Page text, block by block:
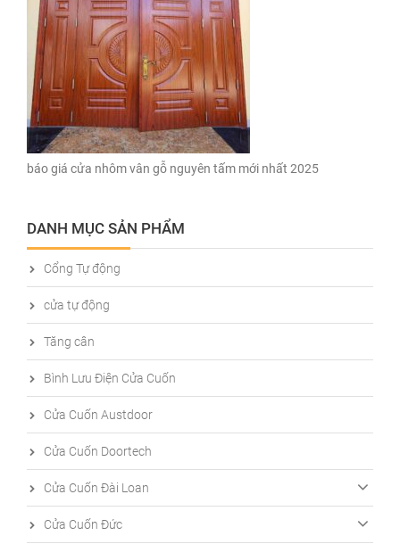
báo giá cửa nhôm vân gỗ nguyên tấm mới nhất 2025
DANH MỤC SẢN PHẨM
Cổng Tự động
cửa tự động
Tăng cân
Bình Lưu Điện Cửa Cuốn
Cửa Cuốn Austdoor
Cửa Cuốn Doortech
Cửa Cuốn Đài Loan
Cửa Cuốn Đức